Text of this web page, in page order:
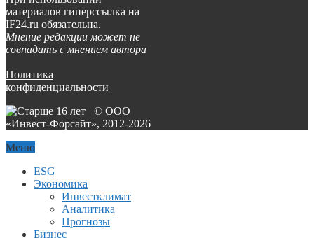
материалов гиперссылка на
IF24.ru обязательна.
Мнение редакции может не
совпадать с мнением автора
Политика
конфиденциальности
© ООО
«Инвест-Форсайт», 2012-2026
Меню
ESG
Экономика
Инвестклимат
Аналитика
Прогнозы
Бизнес